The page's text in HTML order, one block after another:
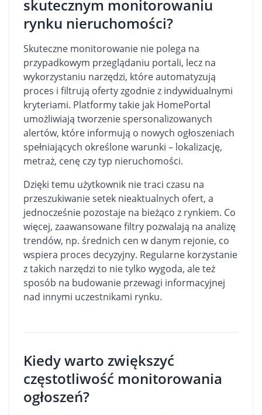
skutecznym monitorowaniu
rynku nieruchomości?
Skuteczne monitorowanie nie polega na
przypadkowym przeglądaniu portali, lecz na
wykorzystaniu narzędzi, które automatyzują
proces i filtrują oferty zgodnie z indywidualnymi
kryteriami. Platformy takie jak HomePortal
umożliwiają tworzenie spersonalizowanych
alertów, które informują o nowych ogłoszeniach
spełniających określone warunki – lokalizację,
metraż, cenę czy typ nieruchomości.
Dzięki temu użytkownik nie traci czasu na
przeszukiwanie setek nieaktualnych ofert, a
jednocześnie pozostaje na bieżąco z rynkiem. Co
więcej, zaawansowane filtry pozwalają na analizę
trendów, np. średnich cen w danym rejonie, co
wspiera proces decyzyjny. Regularne korzystanie
z takich narzędzi to nie tylko wygoda, ale też
sposób na budowanie przewagi informacyjnej
nad innymi uczestnikami rynku.
Kiedy warto zwiększyć
częstotliwość monitorowania
ogłoszeń?